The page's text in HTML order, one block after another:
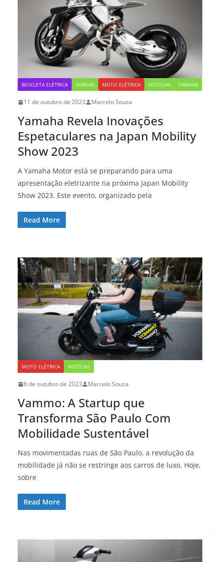
BICICLETA ELÉTRICA MARCAS MOTO ELÉTRICA NOTÍCIAS YAMAHA
11 de outubro de 2023 Marcelo Souza
Yamaha Revela Inovações
Espetaculares na Japan Mobility
Show 2023
A Yamaha Motor está se preparando para uma
apresentação eletrizante na próxima Japan Mobility
Show 2023. Este evento, organizado pela
Read More
MOTO ELÉTRICA NOTÍCIAS
6 de outubro de 2023 Marcelo Souza
Vammo: A Startup que
Transforma São Paulo Com
Mobilidade Sustentável
Nas movimentadas ruas de São Paulo, a revolução da
mobilidade já não se restringe aos carros de luxo. Hoje,
sobre
Read More